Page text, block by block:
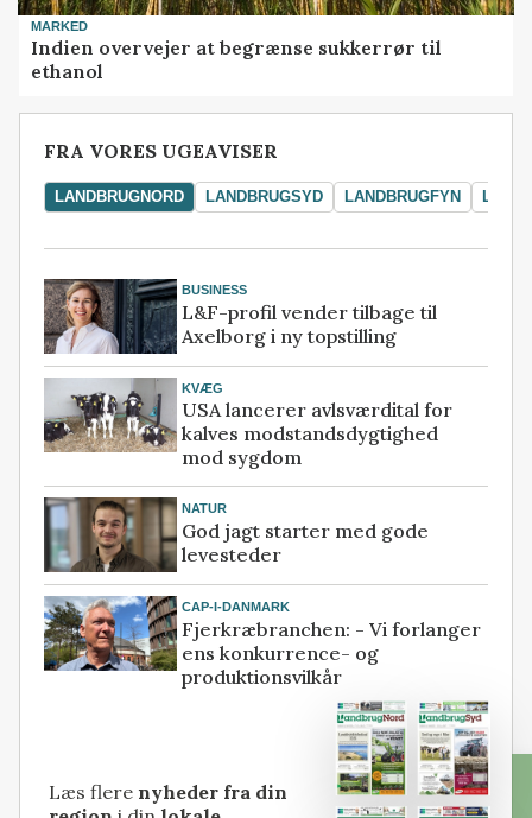
MARKED
Indien overvejer at begrænse sukkerrør til
ethanol
FRA VORES UGEAVISER
LANDBRUGNORD LANDBRUGSYD LANDBRUGFYN
BUSINESS
L&F-profil vender tilbage til
Axelborg i ny topstilling
KVÆG
USA lancerer avlsværdital for
kalves modstandsdygtighed
mod sygdom
NATUR
God jagt starter med gode
levesteder
CAP-I-DANMARK
Fjerkræbranchen: - Vi forlanger
ens konkurrence- og
produktionsvilkår
Læs flere nyheder fra din